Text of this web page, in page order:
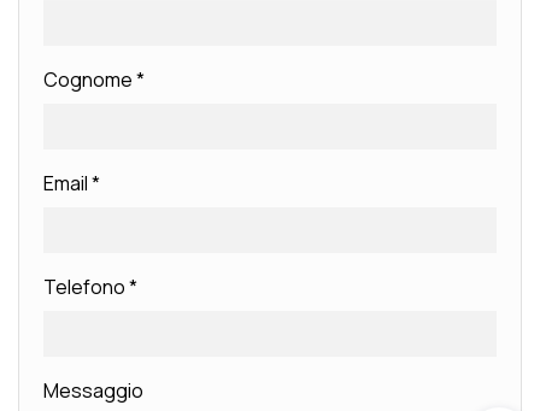
Cognome*
Email*
Telefono*
Messaggio